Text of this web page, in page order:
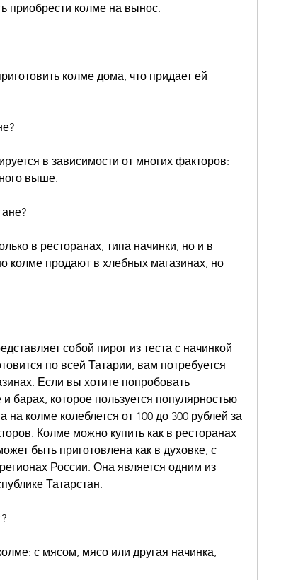
приобрести колме на вынос.
колме дома, что придает ей
в зависимости от многих факторов:
выше.
в ресторанах, типа начинки, но и в
колме продают в хлебных магазинах, но
собой пирог из теста с начинкой
по всей Татарии, вам потребуется
Если вы хотите попробовать
барах, которое пользуется популярностью
на колме колеблется от 100 до 300 рублей за
Колме можно купить как в ресторанах
быть приготовлена как в духовке, с
России. Она является одним из
Татарстан.
с мясом, мясо или другая начинка,